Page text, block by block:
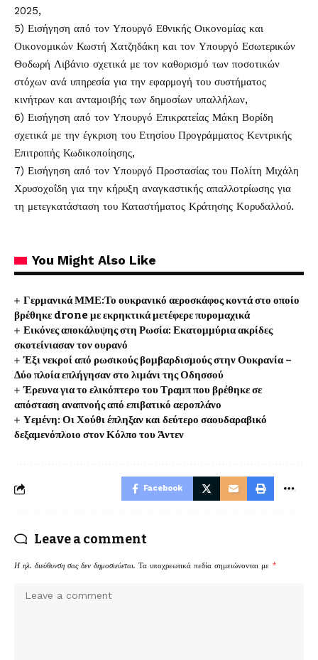
2025,
5) Εισήγηση από τον Υπουργό Εθνικής Οικονομίας και
Οικονομικών Κωστή Χατζηδάκη και τον Υπουργό Εσωτερικών
Θοδωρή Λιβάνιο σχετικά με τον καθορισμό των ποσοτικών
στόχων ανά υπηρεσία για την εφαρμογή του συστήματος
κινήτρων και ανταμοιβής των δημοσίων υπαλλήλων,
6) Εισήγηση από τον Υπουργό Επικρατείας Μάκη Βορίδη
σχετικά με την έγκριση του Ετησίου Προγράμματος Κεντρικής
Επιτροπής Κωδικοποίησης,
7) Εισήγηση από τον Υπουργό Προστασίας του Πολίτη Μιχάλη
Χρυσοχοΐδη για την κήρυξη αναγκαστικής απαλλοτρίωσης για
τη μετεγκατάσταση του Καταστήματος Κράτησης Κορυδαλλού.
You Might Also Like
Γερμανικά ΜΜΕ:Το ουκρανικό αεροσκάφος κοντά στο οποίο
βρέθηκε drone με εκρηκτικά μετέφερε πυρομαχικά
Εικόνες αποκάλυψης στη Ρωσία: Εκατομμύρια ακρίδες
σκοτείνιασαν τον ουρανό
Έξι νεκροί από ρωσικούς βομβαρδισμούς στην Ουκρανία –
Δύο πλοία επλήγησαν στο λιμάνι της Οδησσού
Έρευνα για το ελικόπτερο του Τραμπ που βρέθηκε σε
απόσταση αναπνοής από επιβατικό αεροπλάνο
Υεμένη: Οι Χούθι έπληξαν και δεύτερο σαουδαραβικό
δεξαμενόπλοιο στον Κόλπο του Άντεν
Facebook
Leave a comment
Η ηλ. διεύθυνση σας δεν δημοσιεύεται. Τα υποχρεωτικά πεδία σημειώνονται με *